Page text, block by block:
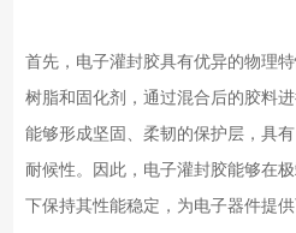
首先，电子灌封胶具有优异的物理
树脂和固化剂，通过混合后的胶料
能够形成坚固、柔韧的保护层，具
耐候性。因此，电子灌封胶能够在
下保持其性能稳定，为电子器件提供